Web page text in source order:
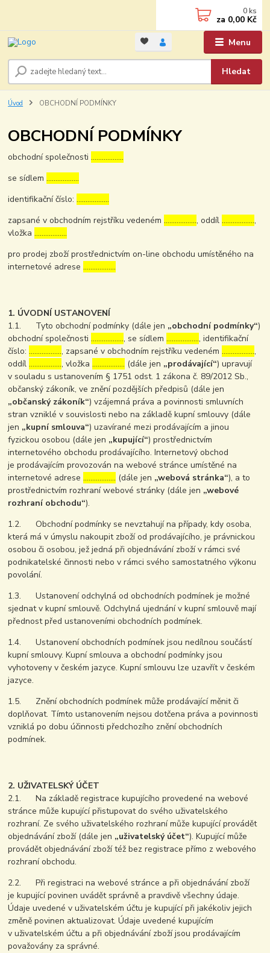
Menu
Hledat
0 ks
za 0,00 Kč
Úvod OBCHODNÍ PODMÍNKY
OBCHODNÍ PODMÍNKY
obchodní společnosti………………
se sídlem………………
identifikační číslo:………………
zapsané v obchodním rejstříku vedeném………………, oddíl………………,
vložka………………
pro prodej zboží prostřednictvím on-line obchodu umístěného na
internetové adrese………………
1. ÚVODNÍ USTANOVENÍ
1.1. Tyto obchodní podmínky (dále jen „obchodní podmínky“)
obchodní společnosti………………, se sídlem………………, identifikační
číslo:………………, zapsané v obchodním rejstříku vedeném………………,
oddíl………………, vložka……………… (dále jen „prodávající“) upravují
v souladu s ustanovením § 1751 odst. 1 zákona č. 89/2012 Sb.,
občanský zákoník, ve znění pozdějších předpisů (dále jen
„občanský zákoník“) vzájemná práva a povinnosti smluvních
stran vzniklé v souvislosti nebo na základě kupní smlouvy (dále
jen „kupní smlouva“) uzavírané mezi prodávajícím a jinou
fyzickou osobou (dále jen „kupující“) prostřednictvím
internetového obchodu prodávajícího. Internetový obchod
je prodávajícím provozován na webové stránce umístěné na
internetové adrese……………… (dále jen „webová stránka“), a to
prostřednictvím rozhraní webové stránky (dále jen „webové
rozhraní obchodu“).
1.2. Obchodní podmínky se nevztahují na případy, kdy osoba,
která má v úmyslu nakoupit zboží od prodávajícího, je právnickou
osobou či osobou, jež jedná při objednávání zboží v rámci své
podnikatelské činnosti nebo v rámci svého samostatného výkonu
povolání.
1.3. Ustanovení odchylná od obchodních podmínek je možné
sjednat v kupní smlouvě. Odchylná ujednání v kupní smlouvě mají
přednost před ustanoveními obchodních podmínek.
1.4. Ustanovení obchodních podmínek jsou nedílnou součástí
kupní smlouvy. Kupní smlouva a obchodní podmínky jsou
vyhotoveny v českém jazyce. Kupní smlouvu lze uzavřít v českém
jazyce.
1.5. Znění obchodních podmínek může prodávající měnit či
doplňovat. Tímto ustanovením nejsou dotčena práva a povinnosti
vzniklá po dobu účinnosti předchozího znění obchodních
podmínek.
2. UŽIVATELSKÝ ÚČET
2.1. Na základě registrace kupujícího provedené na webové
stránce může kupující přistupovat do svého uživatelského
rozhraní. Ze svého uživatelského rozhraní může kupující provádět
objednávání zboží (dále jen „uživatelský účet“). Kupující může
provádět objednávání zboží též bez registrace přímo z webového
rozhraní obchodu.
2.2. Při registraci na webové stránce a při objednávání zboží
je kupující povinen uvádět správně a pravdivě všechny údaje.
Údaje uvedené v uživatelském účtu je kupující při jakékoliv jejich
změně povinen aktualizovat. Údaje uvedené kupujícím
v uživatelském účtu a při objednávání zboží jsou prodávajícím
považovány za správné.